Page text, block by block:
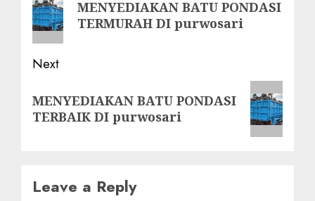
post:
MENYEDIAKAN BATU PONDASI
TERMURAH DI purwosari
Next
post:
MENYEDIAKAN BATU PONDASI
TERBAIK DI purwosari
Leave a Reply